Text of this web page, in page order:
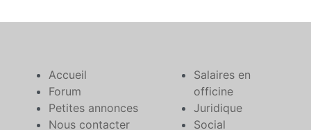
Accueil
Forum
Petites annonces
Nous contacter
Salaires en
officine
Juridique
Social